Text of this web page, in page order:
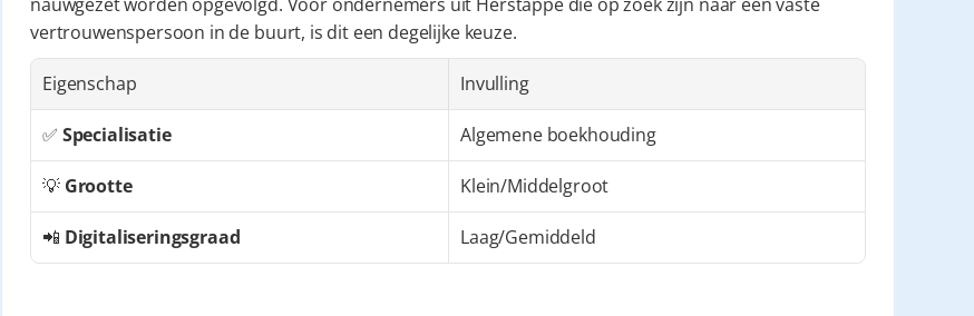
vertrouwenspersoon in de buurt, is dit een degelijke keuze.
Eigenschap Invulling
✅ Specialisatie Algemene boekhouding
💡 Grootte Klein/Middelgroot
📲 Digitaliseringsgraad Laag/Gemiddeld